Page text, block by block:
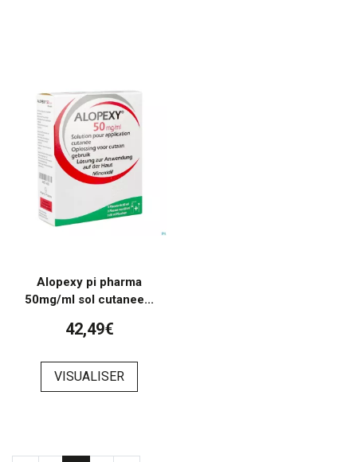
Alopexy pi pharma
50mg/ml sol cutanee...
42,49€
VISUALISER